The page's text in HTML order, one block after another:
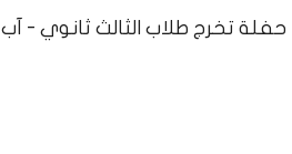
حفلة تخرج طلاب الثالث ثانوي - آب 2016